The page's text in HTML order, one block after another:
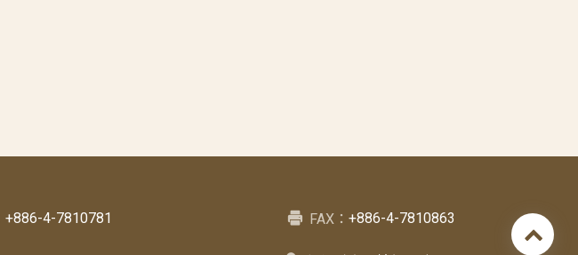
+886-4-7810781 FAX：+886-4-7810863